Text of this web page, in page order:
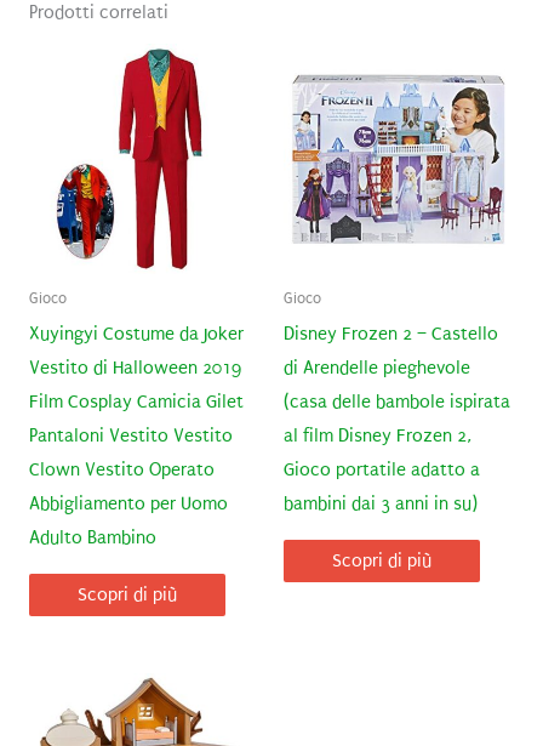
Prodotti correlati
Gioco
Xuyingyi Costume da Joker
Vestito di Halloween 2019
Film Cosplay Camicia Gilet
Pantaloni Vestito Vestito
Clown Vestito Operato
Abbigliamento per Uomo
Adulto Bambino
Scopri di più
Gioco
Disney Frozen 2 – Castello
di Arendelle pieghevole
(casa delle bambole ispirata
al film Disney Frozen 2,
Gioco portatile adatto a
bambini dai 3 anni in su)
Scopri di più